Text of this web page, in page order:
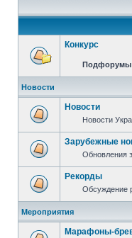
Конкурс
Новости
Новости
Новости
Зарубежные
Обновления
Рекорды
Обсуждение
Мероприятия
Марафоны-